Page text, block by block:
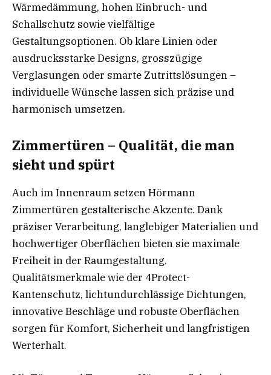
Wärmedämmung, hohen Einbruch- und
Schallschutz sowie vielfältige
Gestaltungsoptionen. Ob klare Linien oder
ausdrucksstarke Designs, grosszügige
Verglasungen oder smarte Zutrittslösungen –
individuelle Wünsche lassen sich präzise und
harmonisch umsetzen.
Zimmertüren – Qualität, die man
sieht und spürt
Auch im Innenraum setzen Hörmann
Zimmertüren gestalterische Akzente. Dank
präziser Verarbeitung, langlebiger Materialien und
hochwertiger Oberflächen bieten sie maximale
Freiheit in der Raumgestaltung.
Qualitätsmerkmale wie der 4Protect-
Kantenschutz, lichtundurchlässige Dichtungen,
innovative Beschläge und robuste Oberflächen
sorgen für Komfort, Sicherheit und langfristigen
Werterhalt.